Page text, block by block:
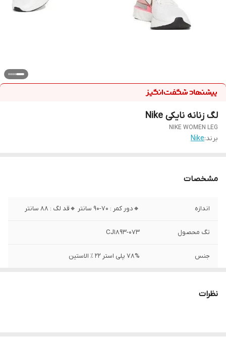
لگ زنانه نایکی Nike
NIKE WOMEN LEG
برند:Nike
مشخصات
اندازه 🔸️دور کمر : ۷۰-۹۰ سانتر 🔸️قد لگ : ۸۸ سانتر
تگ محصول CJ1893-073
جنس 78% پلی استر ۲۲ ٪ الاستین
نظرات